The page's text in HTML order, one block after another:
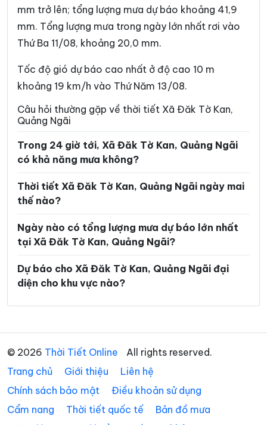
Xã Ia Chim Xã Ia Đal
Xã Ia Tơi Xã Khánh Cường
Xã Kon Plông Xã Lân Phong
Xã Măng Đen
Xã Minh Long Xã Mỏ Cày
Xã Mộ Đức Xã Mô Rai
Xã Nghĩa Giang Xã Ngọc Linh
Xã Ngọk Bay Xã Ngọk Réo
Xã Ngọk Tụ Xã Nguyễn Nghiêm
Xã Phước Giang Xã Rờ Kơi
Xã Sa Bình
Xã Sơn Hạ Xã Sơn Kỳ
Xã Sơn Linh Xã Sơn Mai
Xã Sơn Tây Hạ
Xã Sơn Tây Thượng Xã Sơn Tịnh
mm trở lên; tổng lượng mưa dự báo khoảng 41,9
mm. Tổng lượng mưa trong ngày lớn nhất rơi vào
Thứ Ba 11/08, khoảng 20,0 mm.
Tốc độ gió dự báo cao nhất ở độ cao 10 m
khoảng 19 km/h vào Thứ Năm 13/08.
Câu hỏi thường gặp về thời tiết Xã Đăk Tờ Kan,
Quảng Ngãi
Trong 24 giờ tới, Xã Đăk Tờ Kan, Quảng Ngãi
có khả năng mưa không?
Thời tiết Xã Đăk Tờ Kan, Quảng Ngãi ngày mai
thế nào?
Ngày nào có tổng lượng mưa dự báo lớn nhất
tại Xã Đăk Tờ Kan, Quảng Ngãi?
Dự báo cho Xã Đăk Tờ Kan, Quảng Ngãi đại
diện cho khu vực nào?
© 2026 Thời Tiết Online
All rights reserved.
Trang chủ
Giới thiệu
Liên hệ
Chính sách bảo mật
Điều khoản sử dụng
Cẩm nang
Thời tiết quốc tế
Bản đồ mưa